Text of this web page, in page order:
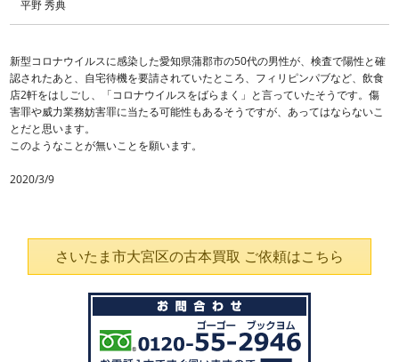
平野 秀典
新型コロナウイルスに感染した愛知県蒲郡市の50代の男性が、検査で陽性と確
認されたあと、自宅待機を要請されていたところ、フィリピンパブなど、飲食
店2軒をはしごし、「コロナウイルスをばらまく」と言っていたそうです。傷
害罪や威力業務妨害罪に当たる可能性もあるそうですが、あってはならないこ
とだと思います。
このようなことが無いことを願います。
2020/3/9
さいたま市大宮区の古本買取 ご依頼はこちら